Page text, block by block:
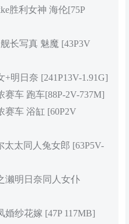
胜利女神 海伦[75P
长写真 魅魔 [43P3V
明日奈 [241P13V-1.91G]
车 跑车[88P-2V-737M]
赛车 浴缸 [60P2V
太太同人兔女郎 [63P5V-
濑明日奈同人女仆
纱花嫁 [47P 117MB]